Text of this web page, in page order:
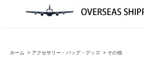
ホーム > アクセサリー・バッグ・グッズ > その他